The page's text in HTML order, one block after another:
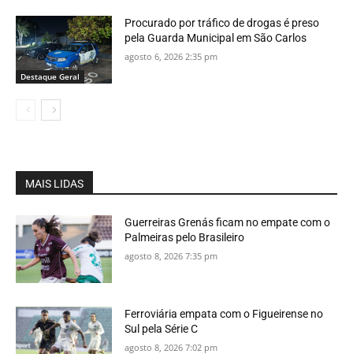
Destaque Geral
Procurado por tráfico de drogas é preso
pela Guarda Municipal em São Carlos
agosto 6, 2026 2:35 pm
MAIS LIDAS
Guerreiras Grenás ficam no empate com o
Palmeiras pelo Brasileiro
agosto 8, 2026 7:35 pm
Ferroviária empata com o Figueirense no
Sul pela Série C
agosto 8, 2026 7:02 pm